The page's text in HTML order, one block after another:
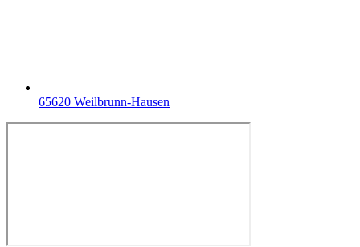
65620 Weilbrunn-Hausen